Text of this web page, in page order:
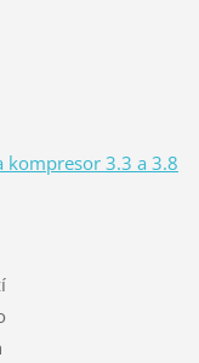
kompresor 3.3 a 3.8